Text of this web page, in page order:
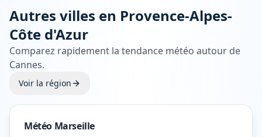
Autres villes en Provence-Alpes-
Côte d'Azur
Comparez rapidement la tendance météo autour de
Cannes.
Voir la région
Météo Marseille